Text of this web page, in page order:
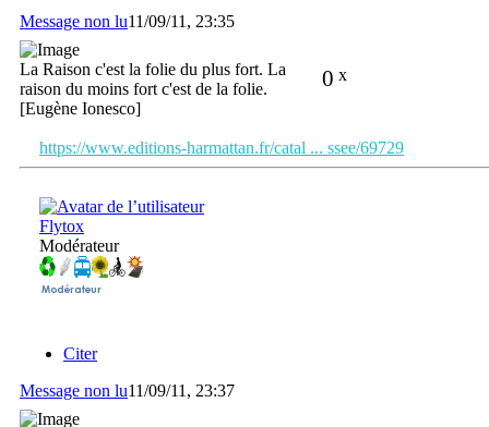
Message non lu11/09/11, 23:35
0 x
La Raison c'est la folie du plus fort. La
raison du moins fort c'est de la folie.
[Eugène Ionesco]
https://www.editions-harmattan.fr/catal ... ssee/69729
Flytox
Modérateur
Citer
Message non lu11/09/11, 23:37